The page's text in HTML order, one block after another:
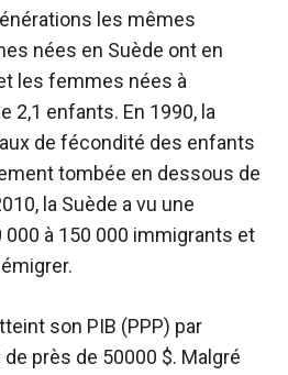
les mêmes
nées en Suède ont en
les femmes nées à
2,1 enfants. En 1990, la
de fécondité des enfants
tombée en dessous de
la Suède a vu une
à 150 000 immigrants et
son PIB (PPP) par
près de 50000 $. Malgré